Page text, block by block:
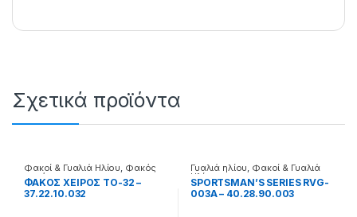
Σχετικά προϊόντα
Φακοί & Γυαλιά Ηλίου, Φακός
χειρός
ΦΑΚΟΣ ΧΕΙΡΟΣ ΤΟ-32 –
37.22.10.032
Γυαλιά ηλίου, Φακοί & Γυαλιά
Ηλίου
SPORTSMAN’S SERIES RVG-
003A – 40.28.90.003